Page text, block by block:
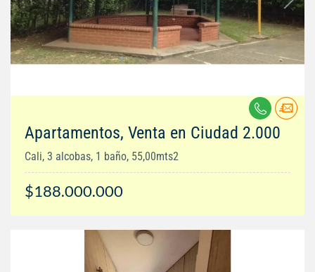
Apartamentos, Venta en Ciudad 2.000
Cali, 3 alcobas, 1 baño, 55,00mts2
$188.000.000